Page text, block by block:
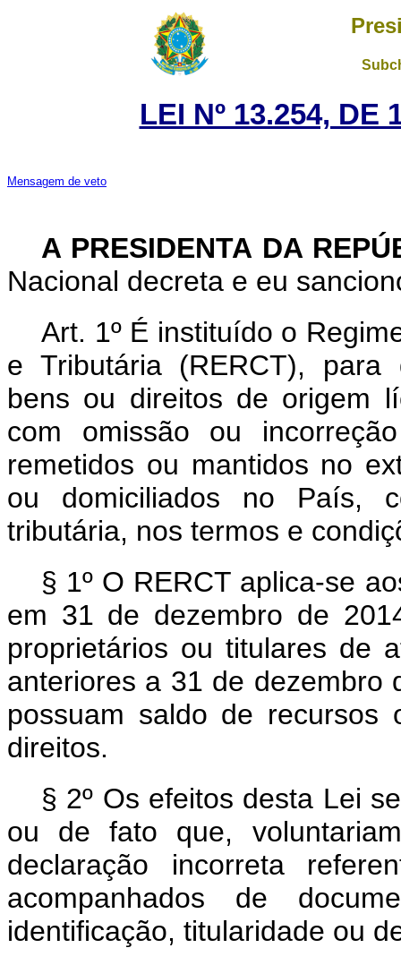
LEI Nº 13.254, DE
Mensagem de veto
A PRESIDENTA DA
Nacional decreta e eu
Art. 1º É instituído o
e Tributária (RERCT), para
bens ou direitos de origem
com omissão ou
remetidos ou mantidos no
ou domiciliados no País,
tributária, nos termos e
§ 1º O RERCT aplica-se
em 31 de dezembro de
proprietários ou titulares de
anteriores a 31 de dezembro
possuam saldo de
direitos.
§ 2º Os efeitos desta Lei
ou de fato que,
declaração incorreta
acompanhados de
identificação, titularidade ou